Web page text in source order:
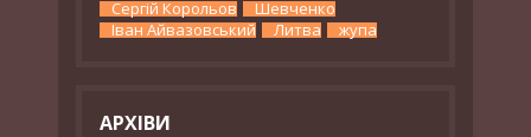
Сергій Корольов
Шевченко
Іван Айвазовський
Литва жупа
АРХІВИ